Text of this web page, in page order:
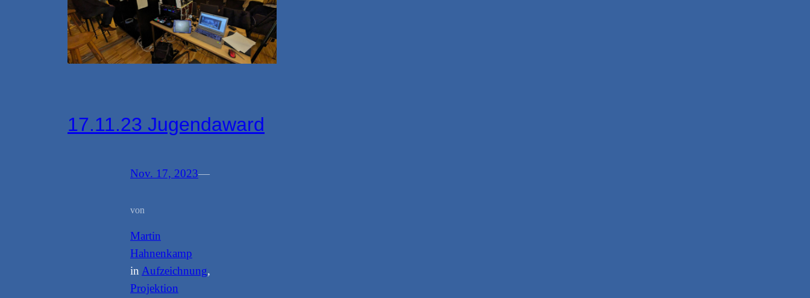
17.11.23 Jugendaward
Nov. 17, 2023—
von
Martin
Hahnenkamp
in Aufzeichnung
Projektion